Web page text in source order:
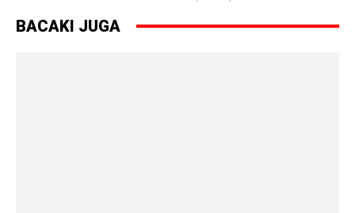
BACAKI JUGA